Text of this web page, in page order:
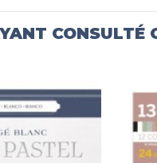
CONSULTÉ